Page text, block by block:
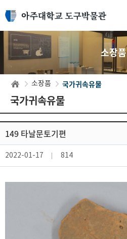
소장품
소장품 국가귀속유물
국가귀속유물
149 타날문토기편
2022-01-17 814